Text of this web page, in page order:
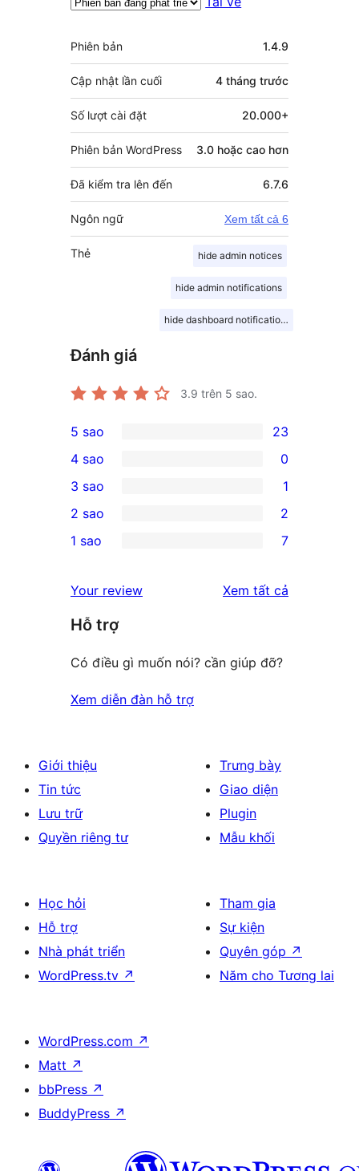
Meta
Phiên bản 1.4.9
Cập nhật lần cuối 4 tháng trước
Số lượt cài đặt 20.000+
Phiên bản WordPress 3.0 hoặc cao hơn
Đã kiểm tra lên đến 6.7.6
Ngôn ngữ Xem tất cả 6
Thẻ hide admin notices
hide admin notifications
hide dashboard notifications
Đánh giá
3.9 trên 5 sao.
23
5-
star
reviews
5 sao 23
4-
star
reviews
4 sao 0
1
3-
star
3 sao 1
2-
reviews
2 sao 2
star
reviews
1 sao 7
Your review Xem tất cả
Hỗ trợ
Có điều gì muốn nói? cần giúp đỡ?
Xem diễn đàn hỗ trợ
Giới thiệu
Tin tức
Lưu trữ
Quyền riêng tư
Trưng bày
Giao diện
Plugin
Mẫu khối
Học hỏi
Hỗ trợ
Nhà phát triển
WordPress.tv ↗
Tham gia
Sự kiện
Quyên góp ↗
Năm cho Tương lai
WordPress.com ↗
Matt ↗
bbPress ↗
BuddyPress ↗